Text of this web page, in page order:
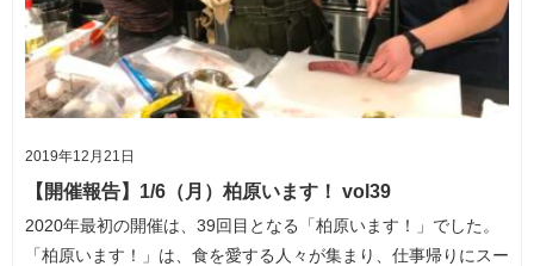
2019年12月21日
【開催報告】1/6（月）柏原います！ vol39
2020年最初の開催は、39回目となる「柏原います！」でした。
「柏原います！」は、食を愛する人々が集まり、仕事帰りにスー